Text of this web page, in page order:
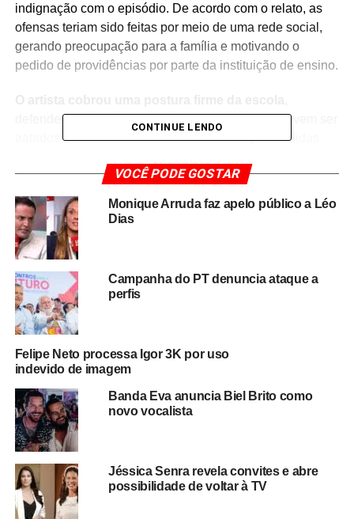
indignação com o episódio. De acordo com o relato, as
ofensas teriam sido feitas por meio de uma rede social,
gerando preocupação para a família e motivando o
pedido de providências por parte da instituição de ensino.
defendendo que casos de discriminação racial devem ser
tratados com seriedade e acompanhados por medidas
qualquer forma de preconceito.
O caso repercutiu entre seguidores e internautas, que
manifestaram apoio à família e reforçaram a importância
de ações educativas e disciplinares diante de denúncias
reacendeu o debate sobre o papel das instituições de
ensino na prevenção e no enfrentamento da
discriminação.
Até o momento,não foram divulgadas informações
oficiais sobre a conclusão da apuração interna
eventuais medidas adotadas em relação ao episódio. A
expectativa é de que os fatos sejam esclarecidos pelas
partes envolvidas.
A denúncia feita por Netinho de Paula chama atenção
para a necessidade de fortalecer políticas de
conscientização, respeito à diversidade e combate ao
CONTINUE LENDO
VOCÊ PODE GOSTAR
Monique Arruda faz apelo público a Léo
Dias
Campanha do PT denuncia ataque a
perfis
Felipe Neto processa Igor 3K por uso
indevido de imagem
Banda Eva anuncia Biel Brito como
novo vocalista
Jéssica Senra revela convites e abre
possibilidade de voltar à TV